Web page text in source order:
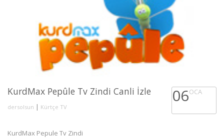
KurdMax Pepûle Tv Zindi Canli İzle
dersolsun | Kürtçe TV
06OCA
KurdMax Pepule Tv Zindi